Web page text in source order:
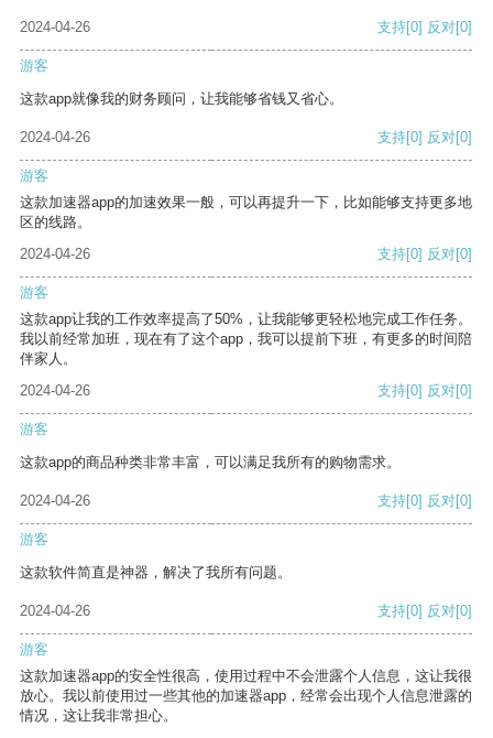
2024-04-26 支持[0] 反对[0]
游客
这款app就像我的财务顾问，让我能够省钱又省心。
2024-04-26 支持[0] 反对[0]
游客
这款加速器app的加速效果一般，可以再提升一下，比如能够支持更多地
区的线路。
2024-04-26
支持[0] 反对[0]
游客
这款app让我的工作效率提高了50%，让我能够更轻松地完成工作任务。
我以前经常加班，现在有了这个app，我可以提前下班，有更多的时间陪
伴家人。
2024-04-26
支持[0] 反对[0]
游客
这款app的商品种类非常丰富，可以满足我所有的购物需求。
2024-04-26 支持[0] 反对[0]
游客
这款软件简直是神器，解决了我所有问题。
2024-04-26 支持[0] 反对[0]
游客
这款加速器app的安全性很高，使用过程中不会泄露个人信息，这让我很
放心。我以前使用过一些其他的加速器app，经常会出现个人信息泄露的
情况，这让我非常担心。